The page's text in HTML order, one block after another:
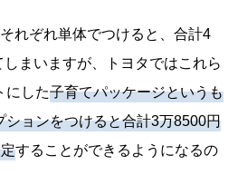
れぞれ単体でつけると、合計4
まいますが、トヨタではこれら
にした子育てパッケージというも
ションをつけると合計3万8500円
することができるようになるの